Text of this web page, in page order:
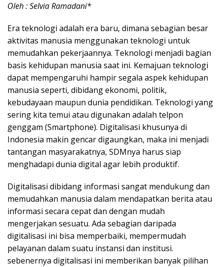
Oleh : Selvia Ramadani*
Era teknologi adalah era baru, dimana sebagian besar
aktivitas manusia menggunakan teknologi untuk
memudahkan pekerjaannya. Teknologi menjadi bagian
basis kehidupan manusia saat ini. Kemajuan teknologi
dapat mempengaruhi hampir segala aspek kehidupan
manusia seperti, dibidang ekonomi, politik,
kebudayaan maupun dunia pendidikan. Teknologi yang
sering kita temui atau digunakan adalah telpon
genggam (Smartphone). Digitalisasi khusunya di
Indonesia makin gencar digaungkan, maka ini menjadi
tantangan masyarakatnya, SDMnya harus siap
menghadapi dunia digital agar lebih produktif.
Digitalisasi dibidang informasi sangat mendukung dan
memudahkan manusia dalam mendapatkan berita atau
informasi secara cepat dan dengan mudah
mengerjakan sesuatu. Ada sebagian daripada
digitalisasi ini bisa memperbaiki, mempermudah
pelayanan dalam suatu instansi dan institusi.
sebenernya digitalisasi ini memberikan banyak pilihan